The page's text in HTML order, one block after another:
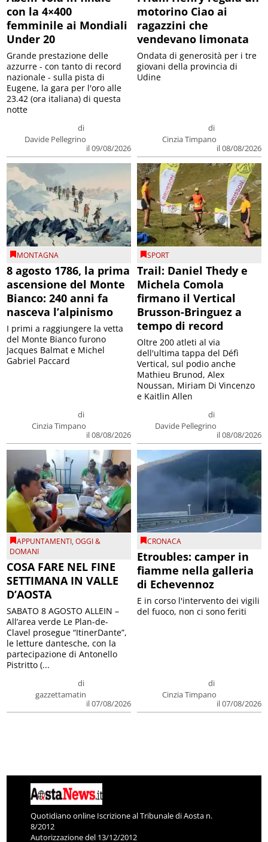
con la 4×400
femminile ai Mondiali
Under 20
di
Davide Pellegrino
il 09/08/2026
Grande prestazione delle
azzurre - con tanto di record
nazionale - sulla pista di
Eugene, la gara per l'oro alle
23.42 (ora italiana) di questa
notte
motorino Ciao ai
ragazzini che
vendevano limonata
di
Cinzia Timpano
il 08/08/2026
Ondata di generosità per i tre
giovani della provincia di
Udine
MONTAGNA
8 agosto 1786, la prima
ascensione del Monte
Bianco: 240 anni fa
nasceva l’alpinismo
di
Cinzia Timpano
il 08/08/2026
I primi a raggiungere la vetta
del Monte Bianco furono
Jacques Balmat e Michel
Gabriel Paccard
SPORT
Trail: Daniel Thedy e
Michela Comola
firmano il Vertical
Brusson-Bringuez a
tempo di record
di
Davide Pellegrino
il 08/08/2026
Oltre 200 atleti al via
dell'ultima tappa del Défì
Vertical, sul podio anche
Mathieu Brunod, Alex
Noussan, Miriam Di Vincenzo
e Kaitlin Allen
APPUNTAMENTI,OGGI &
DOMANI
COSA FARE NEL FINE
SETTIMANA IN VALLE
D’AOSTA
di
gazzettamatin
il 07/08/2026
SABATO 8 AGOSTO ALLEIN –
All’area verde Le Plan-de-
Clavel prosegue “ItinerDante”,
le letture dantesche, con la
partecipazione di Antonello
Pistritto (...
CRONACA
Etroubles: camper in
fiamme nella galleria
di Echevennoz
di
Cinzia Timpano
il 07/08/2026
E in corso l'intervento dei vigili
del fuoco, non ci sono feriti
Quotidiano online Iscrizione al Tribunale di Aosta n.
8/2012
Autorizzazione del 13/12/2012